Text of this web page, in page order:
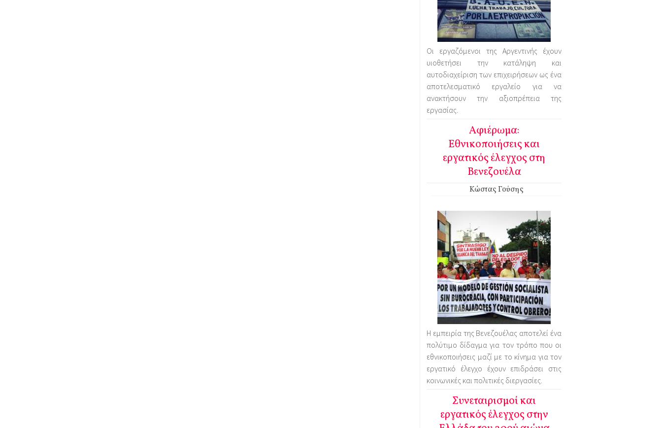
Οι εργαζόμενοι της Αργεντινής έχουν
υιοθετήσει την κατάληψη και
αυτοδιαχείριση των επιχειρήσεων ως ένα
αποτελεσματικό εργαλείο για να
ανακτήσουν την αξιοπρέπεια της
εργασίας.
Αφιέρωμα:
Εθνικοποιήσεις και
εργατικός έλεγχος στη
Βενεζουέλα
Κώστας Γούσης
Η εμπειρία της Βενεζουέλας αποτελεί ένα
πολύτιμο δίδαγμα για τον τρόπο που οι
εθνικοποιήσεις μαζί με το κίνημα για τον
εργατικό έλεγχο έχουν επιδράσει στις
κοινωνικές και πολιτικές διεργασίες.
Συνεταιρισμοί και
εργατικός έλεγχος στην